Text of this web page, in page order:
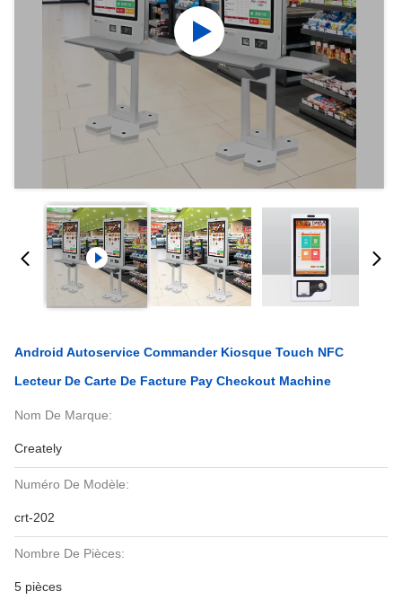
Android Autoservice Commander Kiosque Touch NFC
Lecteur De Carte De Facture Pay Checkout Machine
Nom De Marque:
Creately
Numéro De Modèle:
crt-202
Nombre De Pièces:
5 pièces